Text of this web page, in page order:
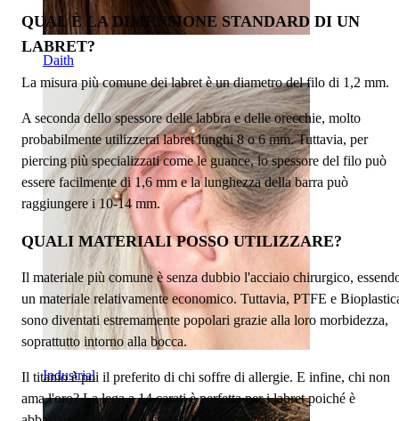
Daith
Industrial
QUAL È LA DIMENSIONE STANDARD DI UN
LABRET?
La misura più comune dei labret è un diametro del filo di 1,2 mm.
A seconda dello spessore delle labbra e delle orecchie, molto
probabilmente utilizzerai labret lunghi 8 o 6 mm. Tuttavia, per
piercing più specializzati come le guance, lo spessore del filo può
essere facilmente di 1,6 mm e la lunghezza della barra può
raggiungere i 10-14 mm.
QUALI MATERIALI POSSO UTILIZZARE?
Il materiale più comune è senza dubbio l'acciaio chirurgico,
un materiale relativamente economico. Tuttavia, PTFE e
sono diventati estremamente popolari grazie alla loro morbidezza,
soprattutto intorno alla bocca.
Il titanio è poi il preferito di chi soffre di allergie. E infine, chi non
ama l'oro? La lega a 14 carati è perfetta per i labret poiché è